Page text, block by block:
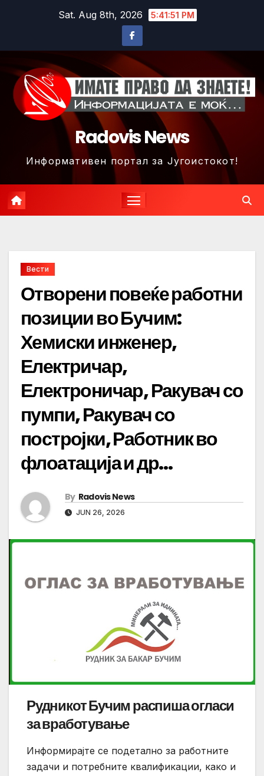
Sat. Aug 8th, 2026 5:41:52 PM
Radovis News
Информативен портал за Југоистокот!
Вести
Отворени повеќе работни
позиции во Бучим:
Хемиски инженер,
Електричар,
Електроничар, Ракувач со
пумпи, Ракувач со
постројки, Работник во
флоатација и др…
By Radovis News
JUN 26, 2026
Рудникот Бучим распиша огласи
за вработување
Информирајте се подетално за работните
задачи и потребните квалификации, како и